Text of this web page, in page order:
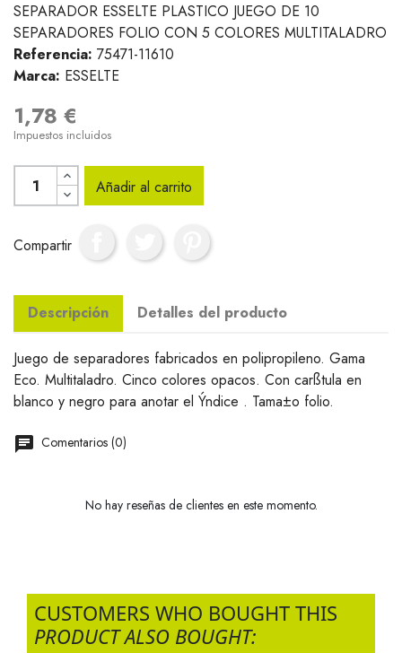
SEPARADOR ESSELTE PLASTICO JUEGO DE 10
SEPARADORES FOLIO CON 5 COLORES MULTITALADRO
Referencia: 75471-11610
Marca: ESSELTE
1,78 €
Impuestos incluidos
Añadir al carrito
Compartir
Descripción Detalles del producto
Juego de separadores fabricados en polipropileno. Gama
Eco. Multitaladro. Cinco colores opacos. Con carßtula en
blanco y negro para anotar el Ýndice . Tama±o folio.
Comentarios (0)
No hay reseñas de clientes en este momento.
CUSTOMERS WHO BOUGHT THIS
PRODUCT ALSO BOUGHT: